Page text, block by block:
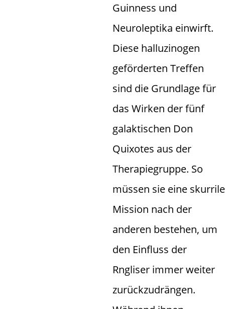
Guinness und
Neuroleptika einwirft.
Diese halluzinogen
geförderten Treffen
sind die Grundlage für
das Wirken der fünf
galaktischen Don
Quixotes aus der
Therapiegruppe. So
müssen sie eine skurrile
Mission nach der
anderen bestehen, um
den Einfluss der
Rngliser immer weiter
zurückzudrängen.